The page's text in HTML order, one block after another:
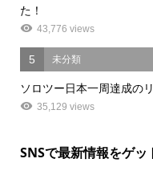
た！
43,776 views
5 未分類
ソロツー日本一周達成の
35,129 views
SNSで最新情報をゲッ